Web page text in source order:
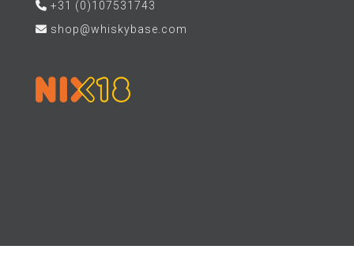
+31 (0)107531743
shop@whiskybase.com